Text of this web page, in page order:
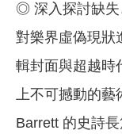
◎ 深入探討缺失
對樂界虛偽現狀
輯封面與超越時
上不可撼動的藝
Barrett 的史詩